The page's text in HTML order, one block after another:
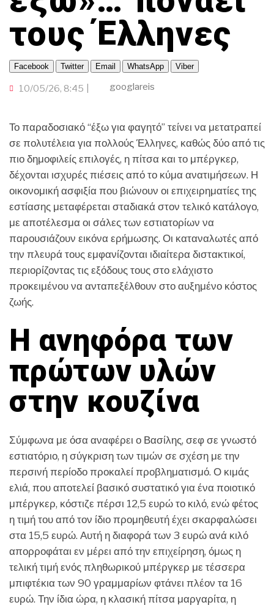
TRAVELLER
INFLUENCER
ΒΡΟΥΜ ΒΡΟΥΜ
ΤΟΠΙΚΗ ΑΥΤΟΔΙΟΙΚΗΣΗ
ΟΙΚΟΝΟΜΙΑ
ΠΟΡΤΟΚΑΛΙ ΘΕΑ
ΑΛΛΑ ΣΠΟΡ
CINEΜΑΔΕΣ
Ο ΛΑΟΣ ΤΡΑΓΟΥΔΙ ΘΕΛΕΙ
ΜΕΓΑΣ CHEF
ΕΚΕΙ ΣΤΑ ΞΕΝΑ
τους Έλληνες
Facebook Twitter Email WhatsApp Viber
10/05/26, 8:45 googlareis
Το παραδοσιακό “έξω για φαγητό” τείνει να μετατραπεί
σε πολυτέλεια για πολλούς Έλληνες, καθώς δύο από τις
πιο δημοφιλείς επιλογές, η πίτσα και το μπέργκερ,
δέχονται ισχυρές πιέσεις από το κύμα ανατιμήσεων. Η
οικονομική ασφιξία που βιώνουν οι επιχειρηματίες της
εστίασης μεταφέρεται σταδιακά στον τελικό κατάλογο,
με αποτέλεσμα οι σάλες των εστιατορίων να
παρουσιάζουν εικόνα ερήμωσης. Οι καταναλωτές από
την πλευρά τους εμφανίζονται ιδιαίτερα διστακτικοί,
περιορίζοντας τις εξόδους τους στο ελάχιστο
προκειμένου να ανταπεξέλθουν στο αυξημένο κόστος
ζωής.
Η ανηφόρα των
πρώτων υλών
στην κουζίνα
Σύμφωνα με όσα αναφέρει ο Βασίλης, σεφ σε γνωστό
εστιατόριο, η σύγκριση των τιμών σε σχέση με την
περσινή περίοδο προκαλεί προβληματισμό. Ο κιμάς
ελιά, που αποτελεί βασικό συστατικό για ένα ποιοτικό
μπέργκερ, κόστιζε πέρσι 12,5 ευρώ το κιλό, ενώ φέτος
η τιμή του από τον ίδιο προμηθευτή έχει σκαρφαλώσει
στα 15,5 ευρώ. Αυτή η διαφορά των 3 ευρώ ανά κιλό
απορροφάται εν μέρει από την επιχείρηση, όμως η
τελική τιμή ενός πληθωρικού μπέργκερ με τέσσερα
μπιφτέκια των 90 γραμμαρίων φτάνει πλέον τα 16
ευρώ. Την ίδια ώρα, η κλασική πίτσα μαργαρίτα, η